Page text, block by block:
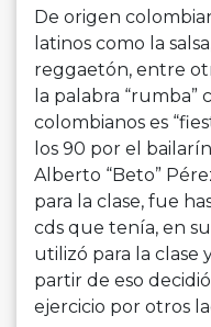
De origen
latinos como la
reggaetón, entre
la palabra “rumba”
colombianos es
los 90 por el
Alberto “Beto”
para la clase, fue
cds que tenía, en
utilizó para la
partir de eso
ejercicio por otros